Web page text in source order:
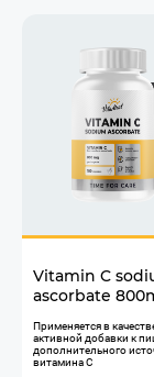
Vitamin C
ascorbate
Применяется в
активной добавки к
дополнительного
витамина С